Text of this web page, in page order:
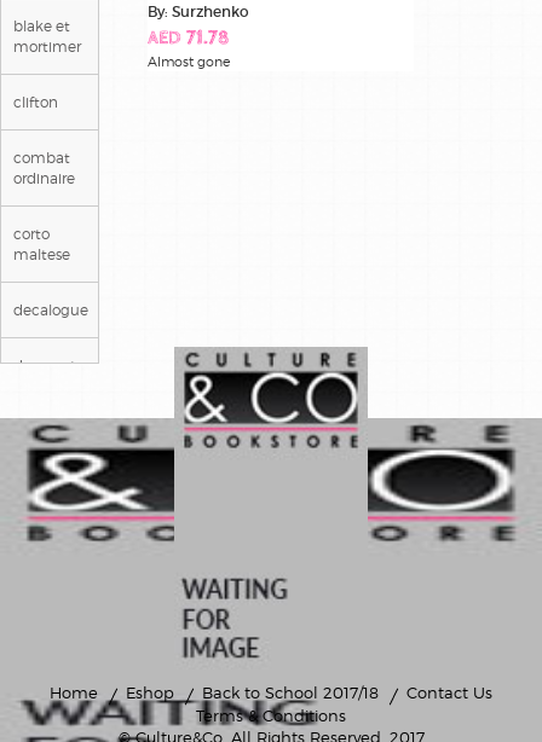
blake et
mortimer
clifton
combat
ordinaire
corto
maltese
decalogue
deepwater
detectives
gaston
lagaffe
en france
By: Surzhenko
AED 71.78
Almost gone
Home Eshop Back to School 2017/18
Contact Us
Terms & Conditions
© Culture&Co. All Rights Reserved. 2017